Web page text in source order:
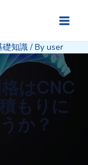
Main
礎知識/ By user
はCNC
もりに
か？